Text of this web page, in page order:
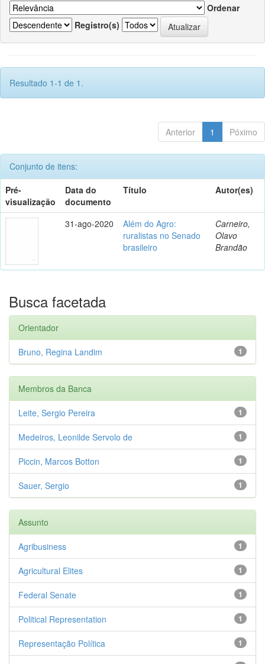
Ordenar
Registro(s)
Resultado 1-1 de 1.
Anterior 1 Póximo
Conjunto de itens:
Pré-
visualização
Data do
documento
Título Autor(es)
31-ago-2020
Além do Agro:
ruralistas no Senado
brasileiro
Carneiro,
Olavo
Brandão
Busca facetada
Orientador
1
Bruno, Regina Landim
Membros da Banca
1
Leite, Sergio Pereira
1
Medeiros, Leonilde Servolo de
1
Piccin, Marcos Botton
1
Sauer, Sergio
Assunto
1
Agribusiness
1
Agricultural Elites
1
Federal Senate
1
Political Representation
1
Representação Política